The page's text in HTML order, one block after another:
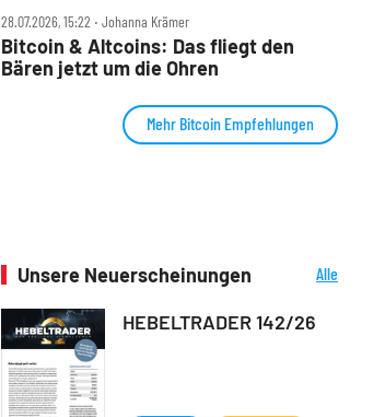
28.07.2026, 15:22 ‧ Johanna Krämer
Bitcoin & Altcoins: Das fliegt den
Bären jetzt um die Ohren
Mehr Bitcoin Empfehlungen
Unsere Neuerscheinungen
Alle
HEBELTRADER 142/26